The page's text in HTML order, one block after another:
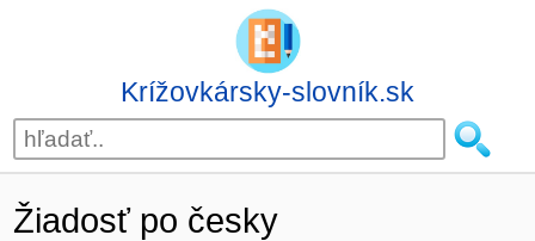
Krížovkársky-slovník.sk
Žiadosť po česky